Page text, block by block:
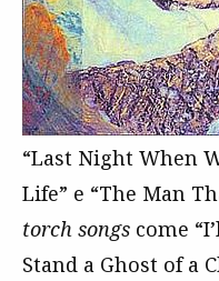
“Last Night When
Life” e “The Man
torch songs come
Stand a Ghost of a